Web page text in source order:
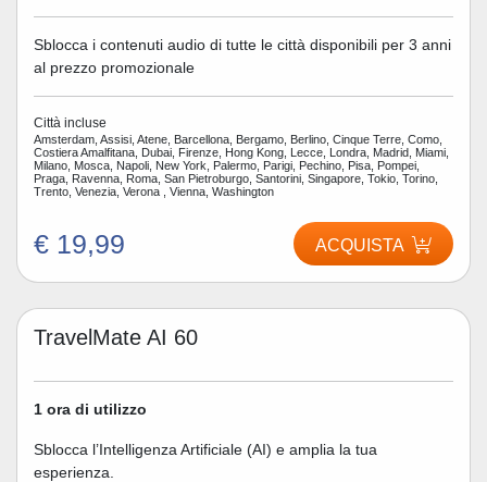
Sblocca i contenuti audio di tutte le città disponibili per 3 anni
al prezzo promozionale
Città incluse
Amsterdam, Assisi, Atene, Barcellona, Bergamo, Berlino, Cinque Terre, Como,
Costiera Amalfitana, Dubai, Firenze, Hong Kong, Lecce, Londra, Madrid, Miami,
Milano, Mosca, Napoli, New York, Palermo, Parigi, Pechino, Pisa, Pompei,
Praga, Ravenna, Roma, San Pietroburgo, Santorini, Singapore, Tokio, Torino,
Trento, Venezia, Verona , Vienna, Washington
€ 19,99 ACQUISTA
TravelMate AI 60
1 ora di utilizzo
Sblocca l’Intelligenza Artificiale (AI) e amplia la tua
esperienza.